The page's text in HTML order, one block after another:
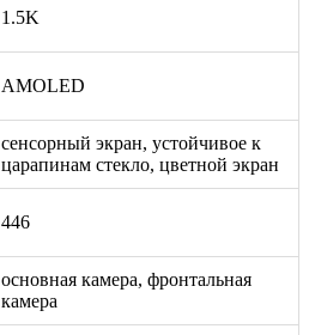
1.5K
AMOLED
сенсорный экран, устойчивое к
царапинам стекло, цветной экран
446
основная камера, фронтальная
камера